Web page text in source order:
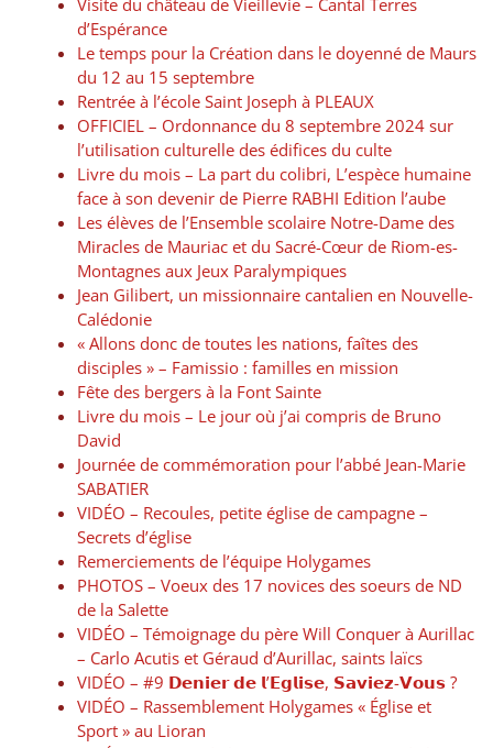
d’Espérance
Le temps pour la Création dans le doyenné de Maurs
du 12 au 15 septembre
Rentrée à l’école Saint Joseph à PLEAUX
OFFICIEL – Ordonnance du 8 septembre 2024 sur
l’utilisation culturelle des édifices du culte
Livre du mois – La part du colibri, L’espèce humaine
face à son devenir de Pierre RABHI Edition l’aube
Les élèves de l’Ensemble scolaire Notre-Dame des
Miracles de Mauriac et du Sacré-Cœur de Riom-es-
Montagnes aux Jeux Paralympiques
Jean Gilibert, un missionnaire cantalien en Nouvelle-
Calédonie
« Allons donc de toutes les nations, faîtes des
disciples » – Famissio : familles en mission
Fête des bergers à la Font Sainte
Livre du mois – Le jour où j’ai compris de Bruno
David
Journée de commémoration pour l’abbé Jean-Marie
SABATIER
VIDÉO – Recoules, petite église de campagne –
Secrets d’église
Remerciements de l’équipe Holygames
PHOTOS – Voeux des 17 novices des soeurs de ND
de la Salette
VIDÉO – Témoignage du père Will Conquer à Aurillac
– Carlo Acutis et Géraud d’Aurillac, saints laïcs
VIDÉO – #9 𝗗𝗲𝗻𝗶𝗲𝗿 𝗱𝗲 𝗹’𝗘𝗴𝗹𝗶𝘀𝗲, 𝗦𝗮𝘃𝗶𝗲𝘇-𝗩𝗼𝘂𝘀 ?
VIDÉO – Rassemblement Holygames « Église et
Sport » au Lioran